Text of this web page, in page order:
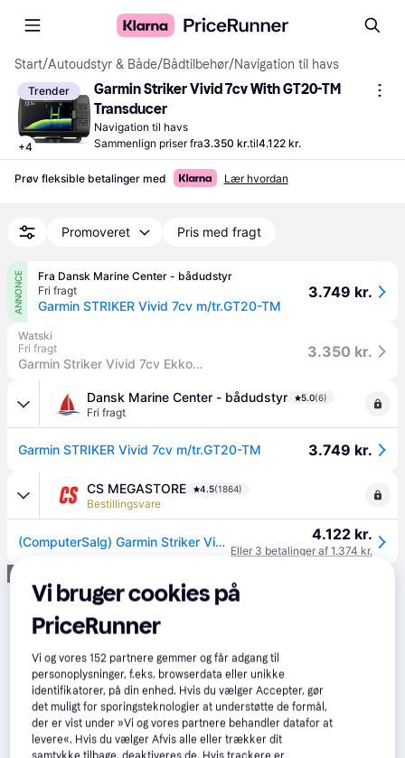
Start/Autoudstyr & Både/Bådtilbehør/Navigation til havs
Trender
+4
Garmin Striker Vivid 7cv With GT20-TM
Transducer
Navigation til havs
Sammenlign priser fra3.350 kr.til4.122 kr.
Prøv fleksible betalinger med Lær hvordan
Promoveret Pris med fragt
ANNONCE
Fra Dansk Marine Center - bådudstyr
Fri fragt
Garmin STRIKER Vivid 7cv m/tr.GT20-TM
3.749 kr.
Watski
Fri fragt
Garmin Striker Vivid 7cv Ekkolod med Transducer GT20-TM
3.350 kr.
Dansk Marine Center - bådudstyr 5.0(6)
Fri fragt
Garmin STRIKER Vivid 7cv m/tr.GT20-TM 3.749 kr.
CS MEGASTORE 4.5(1864)
Bestillingsvare
(ComputerSalg) Garmin Striker Vivid 7cv Su keitikliu GT20-TM 4.122 kr.
Eller 3 betalinger af 1.374 kr.
Annonce
Vi bruger cookies på
PriceRunner
Vi og vores152 partnere gemmer og får adgang til
personoplysninger, f.eks. browserdata eller unikke
identifikatorer, på din enhed. Hvis du vælger Accepter, gør
det muligt for sporingsteknologier at understøtte de formål,
der er vist under »Vi og vores partnere behandler datafor at
levere«. Hvis du vælger Afvis alle eller trækker dit